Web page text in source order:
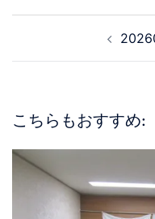
こちらもおすすめ: